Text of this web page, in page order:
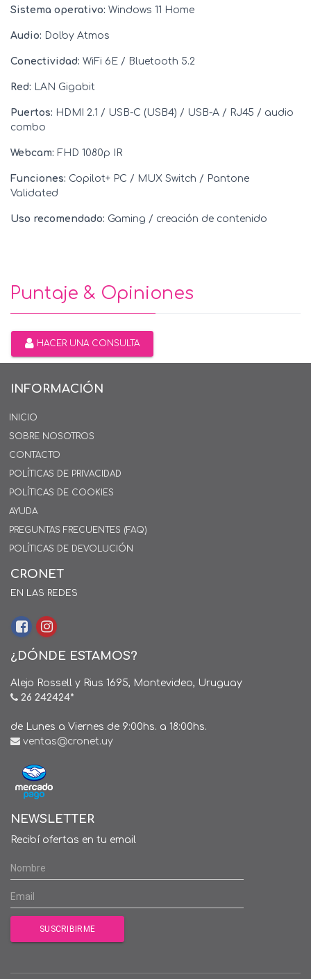
Sistema operativo: Windows 11 Home
Audio: Dolby Atmos
Conectividad: WiFi 6E / Bluetooth 5.2
Red: LAN Gigabit
Puertos: HDMI 2.1 / USB-C (USB4) / USB-A / RJ45 / audio
combo
Webcam: FHD 1080p IR
Funciones: Copilot+ PC / MUX Switch / Pantone
Validated
Uso recomendado: Gaming / creación de contenido
Puntaje & Opiniones
HACER UNA CONSULTA
INFORMACIÓN
INICIO
SOBRE NOSOTROS
CONTACTO
POLÍTICAS DE PRIVACIDAD
POLÍTICAS DE COOKIES
AYUDA
PREGUNTAS FRECUENTES (FAQ)
POLÍTICAS DE DEVOLUCIÓN
CRONET
EN LAS REDES
¿DÓNDE ESTAMOS?
Alejo Rossell y Rius 1695, Montevideo, Uruguay
26 242424*
de Lunes a Viernes de 9:00hs. a 18:00hs.
ventas@cronet.uy
NEWSLETTER
Recibí ofertas en tu email